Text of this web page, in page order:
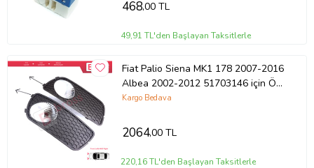
468,00 TL
49,91 TL'den Başlayan Taksitlerle
Fiat Palio Siena MK1 178 2007-2016
Albea 2002-2012 51703146 için Ön
Sol Sağ Sis Far Çerçevesi
Kargo Bedava
2064,00 TL
220,16 TL'den Başlayan Taksitlerle